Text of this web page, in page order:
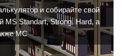
и собирайте свой
MS Standart, Strong, Hard, а
МС